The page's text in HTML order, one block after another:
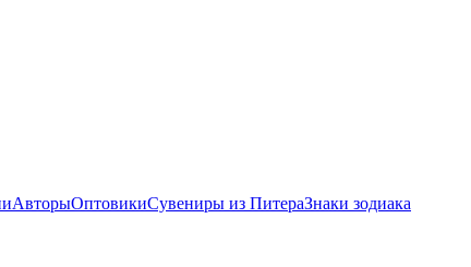
АвторыОптовикиСувениры из ПитераЗнаки зодиака